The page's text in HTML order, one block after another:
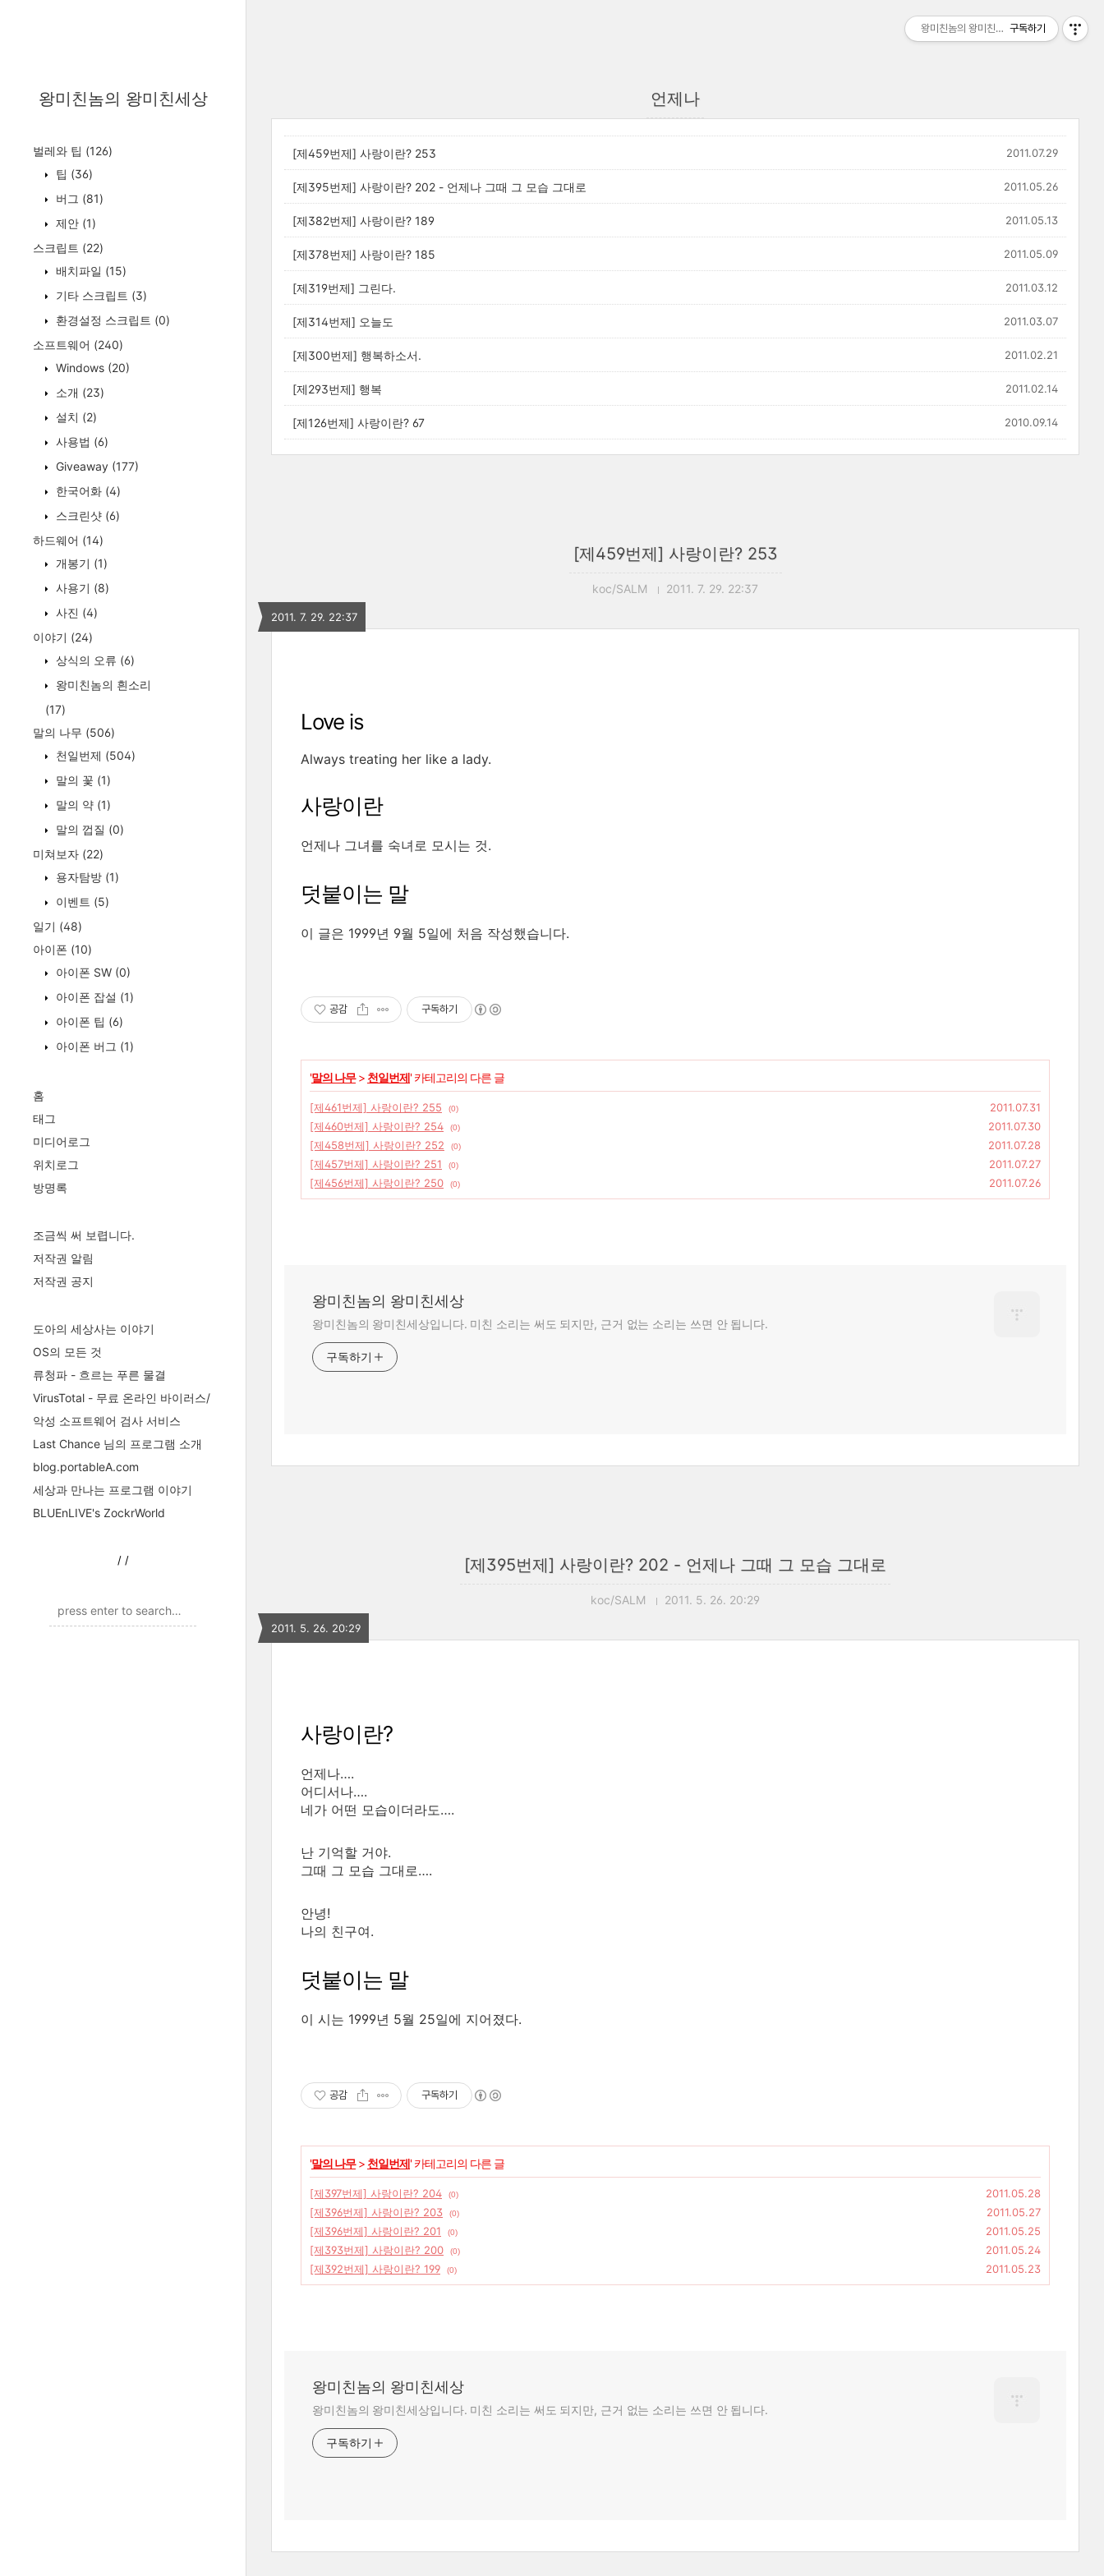
왕미친놈의 왕미친세상
벌레와 팁 (126)
팁 (36)
버그 (81)
제안 (1)
스크립트 (22)
배치파일 (15)
기타 스크립트 (3)
환경설정 스크립트 (0)
소프트웨어 (240)
Windows (20)
소개 (23)
설치 (2)
사용법 (6)
Giveaway (177)
한국어화 (4)
스크린샷 (6)
하드웨어 (14)
개봉기 (1)
사용기 (8)
사진 (4)
이야기 (24)
상식의 오류 (6)
왕미친놈의 흰소리
(17)
말의 나무 (506)
천일번제 (504)
말의 꽃 (1)
말의 약 (1)
말의 껍질 (0)
미쳐보자 (22)
용자탐방 (1)
이벤트 (5)
일기 (48)
아이폰 (10)
아이폰 SW (0)
아이폰 잡설 (1)
아이폰 팁 (6)
아이폰 버그 (1)
홈
태그
미디어로그
위치로그
방명록
조금씩 써 보렵니다.
저작권 알림
저작권 공지
도아의 세상사는 이야기
OS의 모든 것
류청파 - 흐르는 푸른 물결
VirusTotal - 무료 온라인 바이러스/
악성 소프트웨어 검사 서비스
Last Chance 님의 프로그램 소개
blog.portableA.com
세상과 만나는 프로그램 이야기
BLUEnLIVE's ZockrWorld
/ /
언제나
[제459번제] 사랑이란? 253 2011.07.29
[제395번제] 사랑이란? 202 - 언제나 그때 그 모습 그대로 2011.05.26
[제382번제] 사랑이란? 189 2011.05.13
[제378번제] 사랑이란? 185 2011.05.09
[제319번제] 그린다. 2011.03.12
[제314번제] 오늘도 2011.03.07
[제300번제] 행복하소서. 2011.02.21
[제293번제] 행복 2011.02.14
[제126번제] 사랑이란? 67 2010.09.14
[제459번제] 사랑이란? 253
koc/SALM 2011. 7. 29. 22:37
2011. 7. 29. 22:37
Love is
Always treating her like a lady.
사랑이란
언제나 그녀를 숙녀로 모시는 것.
덧붙이는 말
이 글은 1999년 9월 5일에 처음 작성했습니다.
공감 구독하기
'말의 나무> 천일번제' 카테고리의 다른 글
[제461번제] 사랑이란? 255 (0)
2011.07.31
[제460번제] 사랑이란? 254
(0)
2011.07.30
[제458번제] 사랑이란? 252
(0)
2011.07.28
[제457번제] 사랑이란? 251
(0)
2011.07.27
[제456번제] 사랑이란? 250
(0) 2011.07.26
왕미친놈의 왕미친세상
왕미친놈의 왕미친세상입니다. 미친 소리는 써도 되지만, 근거 없는 소리는 쓰면 안 됩니다.
구독하기
[제395번제] 사랑이란? 202 - 언제나 그때 그 모습 그대로
koc/SALM 2011. 5. 26. 20:29
2011. 5. 26. 20:29
사랑이란?
언제나….
어디서나….
네가 어떤 모습이더라도….
난 기억할 거야.
그때 그 모습 그대로….
안녕!
나의 친구여.
덧붙이는 말
이 시는 1999년 5월 25일에 지어졌다.
공감 구독하기
'말의 나무> 천일번제' 카테고리의 다른 글
[제397번제] 사랑이란? 204 (0)
2011.05.28
[제396번제] 사랑이란? 203
(0)
2011.05.27
[제396번제] 사랑이란? 201
(0)
2011.05.25
[제393번제] 사랑이란? 200
(0)
2011.05.24
[제392번제] 사랑이란? 199
(0) 2011.05.23
왕미친놈의 왕미친세상
왕미친놈의 왕미친세상입니다. 미친 소리는 써도 되지만, 근거 없는 소리는 쓰면 안 됩니다.
구독하기
왕미친놈의 왕미친세상구독하기